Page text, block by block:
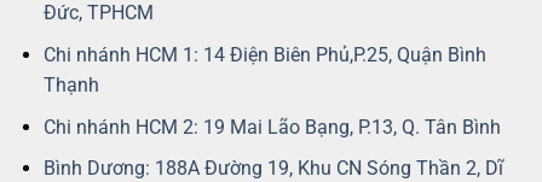
Đức, TPHCM
Chi nhánh HCM 1: 14 Điện Biên Phủ,P.25, Quận Bình
Thạnh
Chi nhánh HCM 2: 19 Mai Lão Bạng, P.13, Q. Tân Bình
Bình Dương: 188A Đường 19, Khu CN Sóng Thần 2, Dĩ